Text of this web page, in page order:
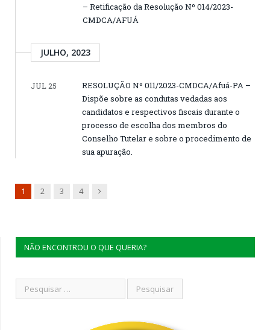
– Retificação da Resolução Nº 014/2023-
CMDCA/AFUÁ
JULHO, 2023
JUL 25
RESOLUÇÃO Nº 011/2023-CMDCA/Afuá-PA –
Dispõe sobre as condutas vedadas aos
candidatos e respectivos fiscais durante o
processo de escolha dos membros do
Conselho Tutelar e sobre o procedimento de
sua apuração.
1 2 3 4 Next
NÃO ENCONTROU O QUE QUERIA?